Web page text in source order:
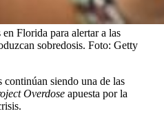
Florida para alertar a las
sobredosis. Foto: Getty
siendo una de las
Overdose apuesta por la